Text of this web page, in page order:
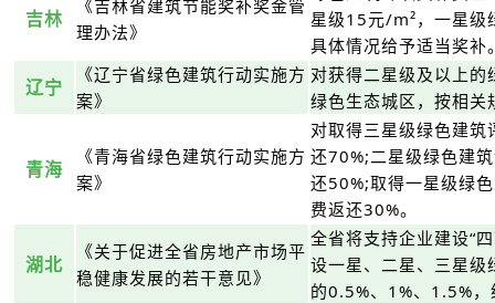
吉林
《吉林省建筑节能奖补奖金管
理办法》
星级15元/m²，一星级
具体情况给予适当奖补
辽宁
《辽宁省绿色建筑行动实施方
案》
对获得二星级及以上
绿色生态城区，按相
青海
《青海省绿色建筑行动实施方
案》
对取得三星级绿色建
还70%;二星级绿色建
还50%;取得一星级绿
费返还30%。
湖北
《关于促进全省房地产市场平
稳健康发展的若干意见》
全省将支持企业建设“
设一星、二星、三星
的0.5%、1%、1.5%